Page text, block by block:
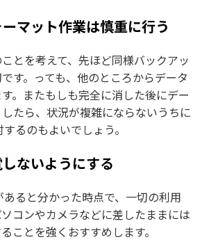
マット作業は慎重に行う
とを考えて、先ほど同様バックアッ
す。っても、他のところからデータ
。またもしも完全に消した後にデー
たら、状況が複雑にならないうちに
るのもよいでしょう。
ないようにする
ると分かった時点で、一切の利用
コンやカメラなどに差したままには
ことを強くおすすめします。